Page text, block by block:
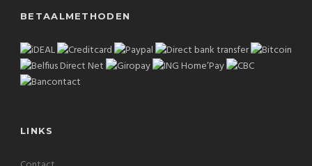
BETAALMETHODEN
LINKS